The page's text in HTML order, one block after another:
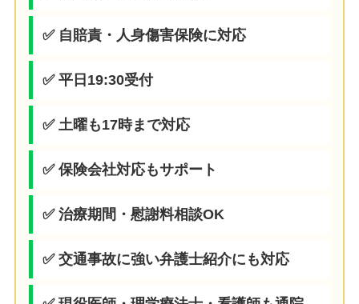
✅ 自賠責・人身傷害保険に対応
✅ 平日19:30受付
✅ 土曜も17時まで対応
✅ 保険会社対応もサポート
✅ 治療期間・慰謝料相談OK
✅ 交通事故に強い弁護士紹介にも対応